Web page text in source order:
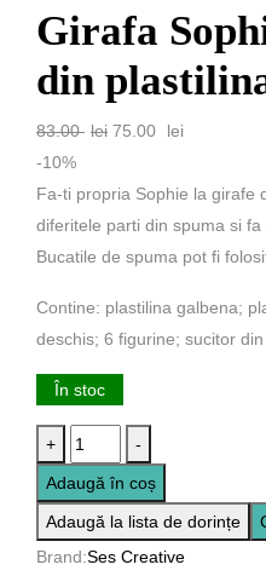
Girafa
din
83.00 lei Prețul
a
fost:
83.00 lei.
75.00 lei
este:
75.00 lei.
-10%
Fa-ti propria Sophie la girafe
diferitele parti din spuma si fa
Bucatile de spuma pot fi
Contine: plastilina galbena;
deschis; 6 figurine; sucitor din
În stoc
+
Cantitate
Girafa
Sophie
-
Animale
-
Adaugă în coș
Adaugă la lista de dorințe
Brand:Ses Creative